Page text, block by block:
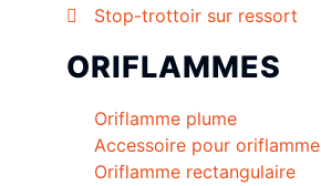
Stop-trottoir sur ressort
ORIFLAMMES
Oriflamme plume
Accessoire pour oriflamme
Oriflamme rectangulaire